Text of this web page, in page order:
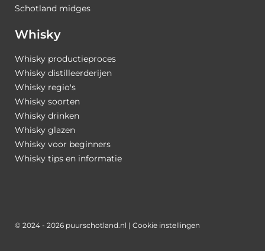
Schotland midges
Whisky
Whisky productieproces
Whisky distilleerderijen
Whisky regio's
Whisky soorten
Whisky drinken
Whisky glazen
Whisky voor beginners
Whisky tips en informatie
© 2024 - 2026 puurschotland.nl | Cookie instellingen